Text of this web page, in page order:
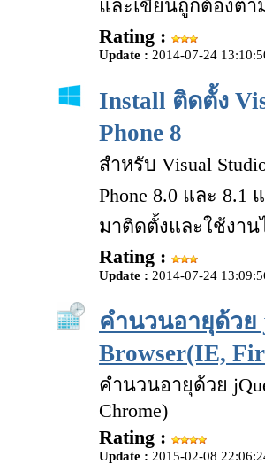
และเขียนถูกต้องตา
Rating :
Update : 2014-07-24
Install ติดตั้ง
Phone 8
สำหรับ Visual
Phone 8.0 และ 8.1
มาติดตั้งและใช้งาน
Rating :
Update : 2014-07-24
คำนวนอายุด้วย
Browser(IE,
คำนวนอายุด้วย
Chrome)
Rating :
Update : 2015-02-08